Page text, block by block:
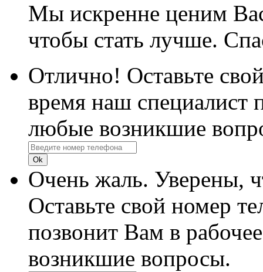
Мы искренне ценим
чтобы стать лучше.
Отлично! Оставьте
время наш специалист
любые возникшие
Очень жаль. Уверены,
Оставьте свой номер
позвонит Вам в
возникшие вопросы.